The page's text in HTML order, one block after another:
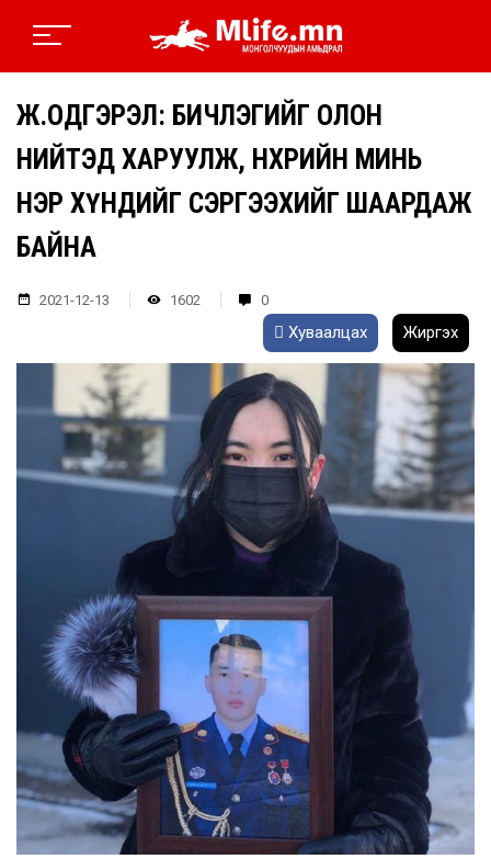
Ж.ОДГЭРЭЛ: БИЧЛЭГИЙГ ОЛОН
НИЙТЭД ХАРУУЛЖ, НӨХРИЙН МИНЬ
НЭР ХҮНДИЙГ СЭРГЭЭХИЙГ ШААРДАЖ
БАЙНА
2021-12-13 1602 0
Хуваалцах Жиргэх